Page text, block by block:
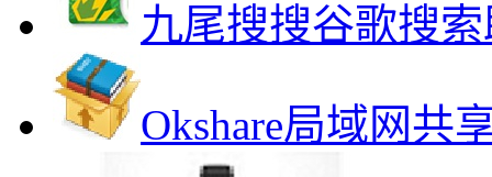
九尾搜搜谷歌搜
Okshare局域网共